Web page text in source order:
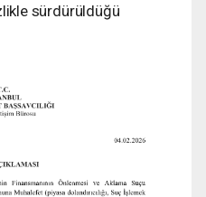
sürdürüldüğü